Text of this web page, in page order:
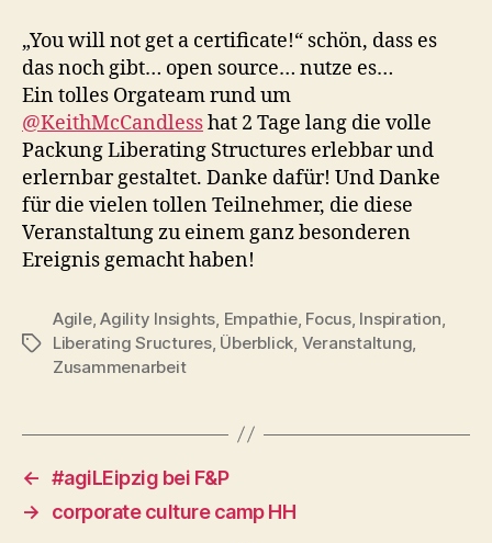
„You will not get a certificate!“ schön, dass es
das noch gibt… open source… nutze es…
Ein tolles Orgateam rund um
@KeithMcCandlesshat 2 Tage lang die volle
Packung Liberating Structures erlebbar und
erlernbar gestaltet. Danke dafür! Und Danke
für die vielen tollen Teilnehmer, die diese
Veranstaltung zu einem ganz besonderen
Ereignis gemacht haben!
Schlagwörter
Agile,Agility Insights, Empathie, Focus, Inspiration,
Liberating Sructures, Überblick, Veranstaltung,
Zusammenarbeit
← #agiLEipzig bei F&P
→
corporate culture camp HH